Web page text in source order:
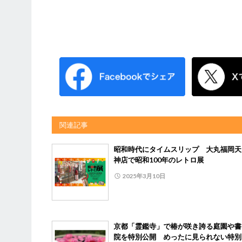
関連記事
昭和時代にタイムスリップ 大丸福岡天
神店で昭和100年のレトロ展
2025年3月10日
京都「霊鑑寺」で椿が咲き誇る庭園や書
院を特別公開 めったに見られない特別